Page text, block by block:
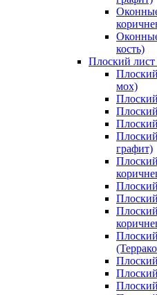
кость)
Плоский лист
мох)
графит)